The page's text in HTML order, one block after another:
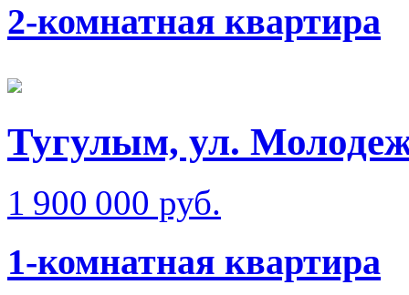
2-комнатная квартира
Тугулым, ул.
1 900 000 руб.
1-комнатная квартира